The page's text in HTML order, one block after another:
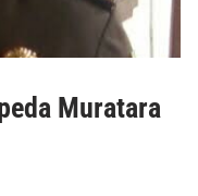
Muratara